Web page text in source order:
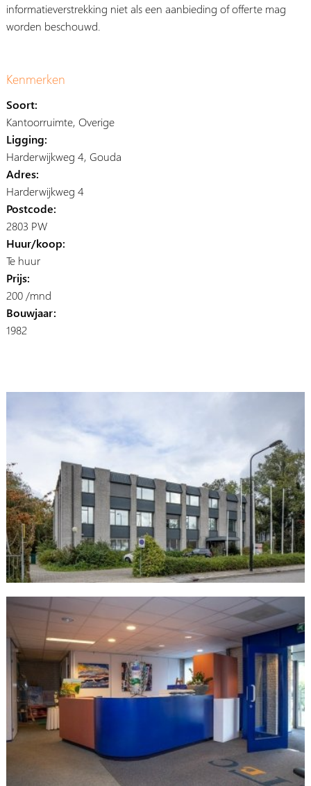
informatieverstrekking niet als een aanbieding of offerte mag
worden beschouwd.
Kenmerken
Soort:
Kantoorruimte, Overige
Ligging:
Harderwijkweg 4, Gouda
Adres:
Harderwijkweg 4
Postcode:
2803 PW
Huur/koop:
Te huur
Prijs:
200 /mnd
Bouwjaar:
1982